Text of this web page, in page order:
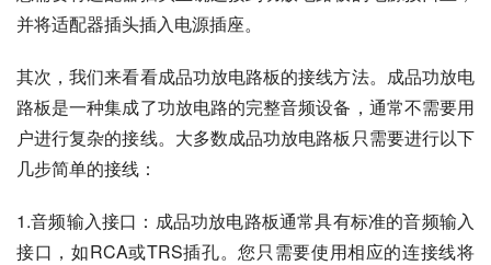
并将适配器插头插入电源插座。
其次，我们来看看成品功放电路板的接线方法。成品功放电
路板是一种集成了功放电路的完整音频设备，通常不需要用
户进行复杂的接线。大多数成品功放电路板只需要进行以下
几步简单的接线：
1.音频输入接口：成品功放电路板通常具有标准的音频输入
接口，如RCA或TRS插孔。您只需要使用相应的连接线将